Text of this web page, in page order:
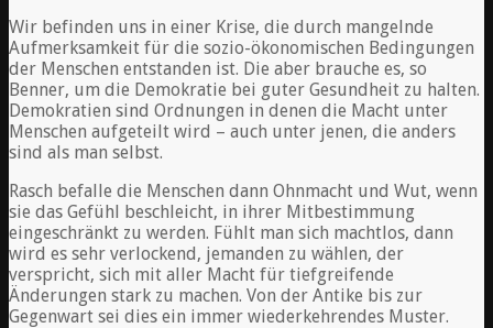
Wir befinden uns in einer Krise, die durch mangelnde
Aufmerksamkeit für die sozio-ökonomischen Bedingungen
der Menschen entstanden ist. Die aber brauche es, so
Benner, um die Demokratie bei guter Gesundheit zu halten.
Demokratien sind Ordnungen in denen die Macht unter
Menschen aufgeteilt wird – auch unter jenen, die anders
sind als man selbst.
Rasch befalle die Menschen dann Ohnmacht und Wut, wenn
sie das Gefühl beschleicht, in ihrer Mitbestimmung
eingeschränkt zu werden. Fühlt man sich machtlos, dann
wird es sehr verlockend, jemanden zu wählen, der
verspricht, sich mit aller Macht für tiefgreifende
Änderungen stark zu machen. Von der Antike bis zur
Gegenwart sei dies ein immer wiederkehrendes Muster.